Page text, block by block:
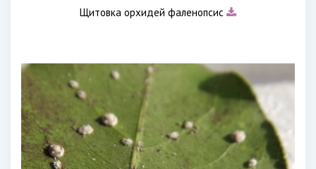
Щитовка орхидей фаленопсис